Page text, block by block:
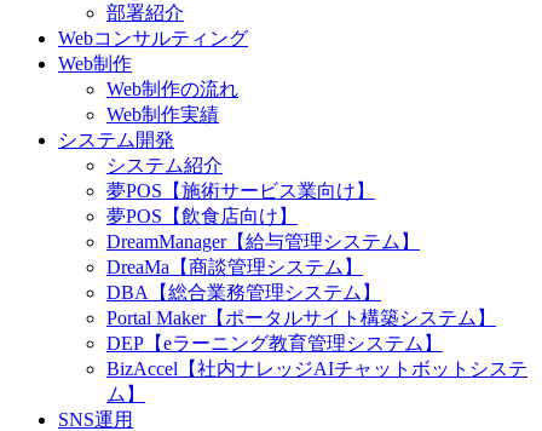
部署紹介
Webコンサルティング
Web制作
Web制作の流れ
Web制作実績
システム開発
システム紹介
夢POS【施術サービス業向け】
夢POS【飲食店向け】
DreamManager【給与管理システム】
DreaMa【商談管理システム】
DBA【総合業務管理システム】
Portal Maker【ポータルサイト構築システム】
DEP【eラーニング教育管理システム】
BizAccel【社内ナレッジAIチャットボットシステ
ム】
SNS運用